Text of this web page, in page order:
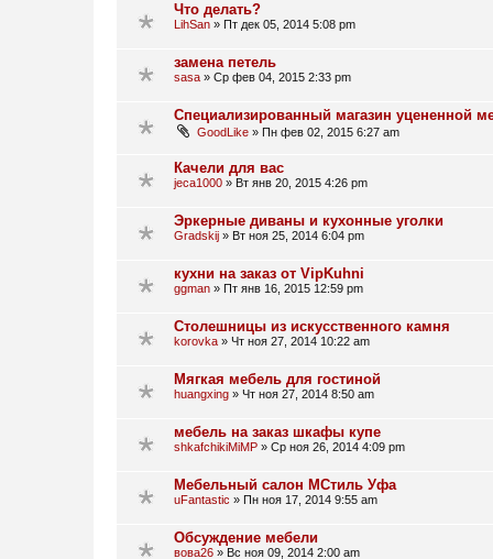
Что делать?
LihSan » Пт дек 05, 2014 5:08 pm
замена петель
sasa » Ср фев 04, 2015 2:33 pm
Специализированный магазин уцененной
GoodLike » Пн фев 02, 2015 6:27 am
Качели для вас
jeca1000 » Вт янв 20, 2015 4:26 pm
Эркерные диваны и кухонные уголки
Gradskij » Вт ноя 25, 2014 6:04 pm
кухни на заказ от VipKuhni
ggman » Пт янв 16, 2015 12:59 pm
Столешницы из искусственного камня
korovka » Чт ноя 27, 2014 10:22 am
Мягкая мебель для гостиной
huangxing » Чт ноя 27, 2014 8:50 am
мебель на заказ шкафы купе
shkafchikiMiMP » Ср ноя 26, 2014 4:09 pm
Мебельный салон МСтиль Уфа
uFantastic » Пн ноя 17, 2014 9:55 am
Обсуждение мебели
вова26 » Вс ноя 09, 2014 2:00 am